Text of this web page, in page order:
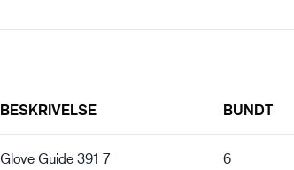
BESKRIVELSE BUNDT
Glove Guide 391 7 6